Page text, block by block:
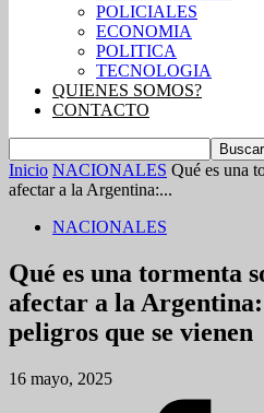
POLICIALES
ECONOMIA
POLITICA
TECNOLOGIA
QUIENES SOMOS?
CONTACTO
Inicio NACIONALES Qué es una
afectar a la Argentina:...
NACIONALES
Qué es una tormenta
afectar a la Argentina:
peligros que se vienen
16 mayo, 2025